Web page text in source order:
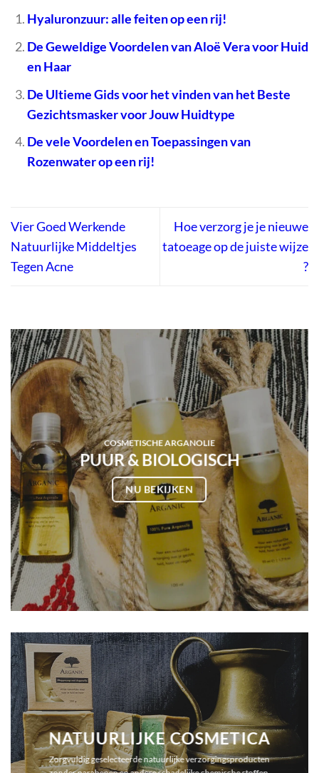
Hyaluronzuur: alle feiten op een rij!
De Geweldige Voordelen van Aloë Vera voor Huid
en Haar
De Ultieme Gids voor het vinden van het Beste
Gezichtsmasker voor Jouw Huidtype
De vele Voordelen en Toepassingen van
Rozenwater op een rij!
Vier Goed Werkende
Natuurlijke Middeltjes
Tegen Acne
Hoe verzorg je je nieuwe
tatoeage op de juiste wijze
?
COSMETISCHE ARGANOLIE
PUUR & BIOLOGISCH
NU BEKIJKEN
NATUURLIJKE COSMETICA
Zorgvuldig geselecteerde natuurlijke verzorgingsproducten